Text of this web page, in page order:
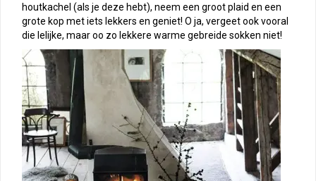
houtkachel (als je deze hebt), neem een groot plaid en een
grote kop met iets lekkers en geniet! O ja, vergeet ook vooral
die lelijke, maar oo zo lekkere warme gebreide sokken niet!